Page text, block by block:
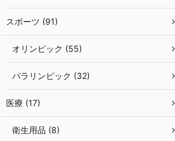
スポーツ (91)
オリンピック (55)
パラリンピック (32)
医療 (17)
衛生用品 (8)